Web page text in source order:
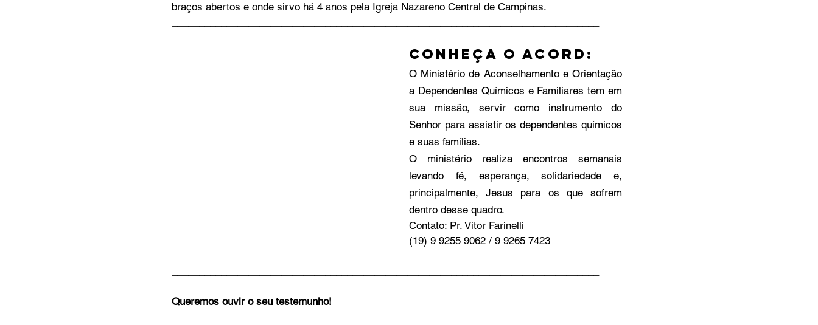
braços abertos e onde sirvo há 4 anos pela Igreja Nazareno Central de Campinas.
Conheça o ACORD:
O Ministério de Aconselhamento e Orientação
a Dependentes Químicos e Familiares tem em
sua missão, servir como instrumento do
Senhor para assistir os dependentes químicos
e suas famílias.
O ministério realiza encontros semanais
levando fé, esperança, solidariedade e,
principalmente, Jesus para os que sofrem
dentro desse quadro.
Contato: Pr. Vitor Farinelli
(19) 9 9255 9062 / 9 9265 7423
Queremos ouvir o seu testemunho!